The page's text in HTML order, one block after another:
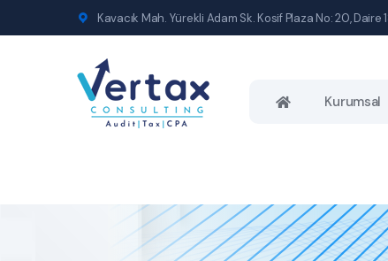
Kavacık Mah. Yürekli Adam Sk. Kosif Plaza No: 20, Daire
Kurumsal